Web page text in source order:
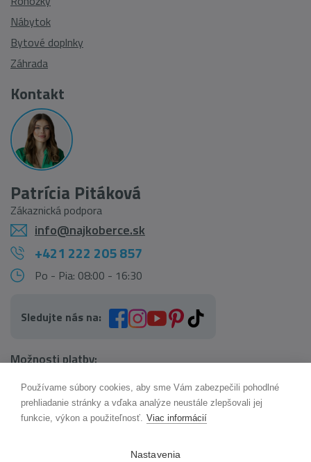
Nábytok
Bytové doplnky
Záhrada
Kontakt
Patrícia Pitáková
Zákaznická podpora
info@najkoberce.sk
+421 222 205 857
Po - Pia: 08:00 - 16:30
Sledujte nás na:
Možnosti platby:
Používame súbory cookies, aby sme Vám zabezpečili pohodlné
prehliadanie stránky a vďaka analýze neustále zlepšovali jej
funkcie, výkon a použiteľnosť. Viac informácií
Nastavenia
AI pomocník Maxík
Online